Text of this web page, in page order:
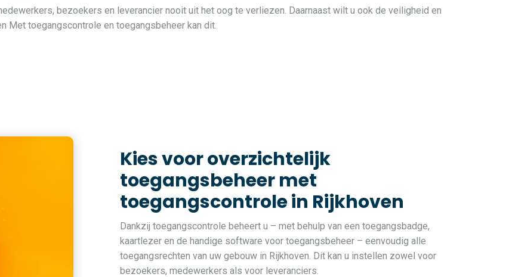
bezoekers en leverancier nooit uit het oog te verliezen. Daarnaast wilt u ook de veiligheid en
Met toegangscontrole en toegangsbeheer kan dit.
Kies voor overzichtelijk
toegangsbeheer met
toegangscontrole in Rijkhoven
Dankzij toegangscontrole beheert u – met behulp van een toegangsbadge,
kaartlezer en de handige software voor toegangsbeheer – eenvoudig alle
toegangsrechten van uw gebouw in Rijkhoven. Dit kan u instellen zowel voor
bezoekers, medewerkers als voor leveranciers.